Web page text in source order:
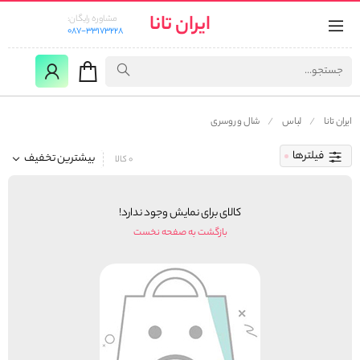
ایران تانا
مشاوره رایگان:
087-33173228
ایران تانا لباس شال و روسری
فیلترها بیشترین تخفیف 0 کالا
کالای برای نمایش وجود ندارد!
بازگشت به صفحه نخست